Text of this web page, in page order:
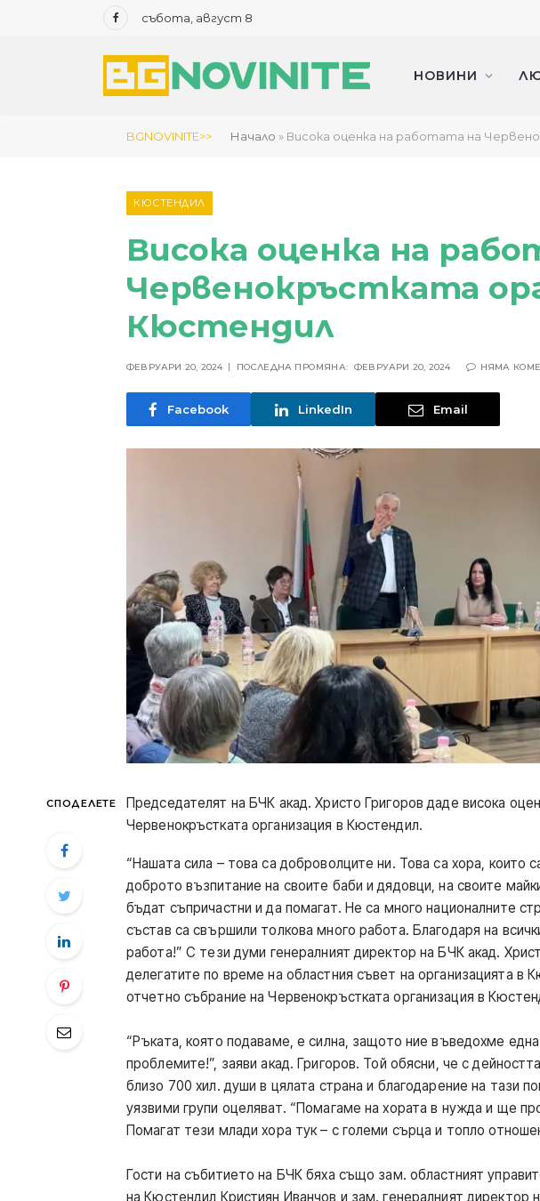
Facebookсъбота, август 8
НОВИНИ
BGNOVINITE>> Начало » Висока оценка на работата на
КЮСТЕНДИЛ
Висока оценка на
Червенокръстката
Кюстендил
ФЕВРУАРИ 20, 2024 ПОСЛЕДНА ПРОМЯНА: ФЕВРУАРИ 20, 2024 НЯМА
Facebook LinkedIn Email
СПОДЕЛЕТЕ
Председателят на БЧК акад. Христо Григоров даде висока
Червенокръстката организация в Кюстендил.
“Нашата сила – това са доброволците ни. Това са хора, които
доброто възпитание на своите баби и дядовци, на своите
бъдат съпричастни и да помагат. Не са много националните
състав са свършили толкова много работа. Благодаря на
работа!” С тези думи генералният директор на БЧК акад.
делегатите по време на областния съвет на организацията в
отчетно събрание на Червенокръстката организация в
“Ръката, която подаваме, е силна, защото ние въведохме
проблемите!”, заяви акад. Григоров. Той обясни, че с
близо 700 хил. души в цялата страна и благодарение на тази
уязвими групи оцеляват. “Помагаме на хората в нужда и ще
Помагат тези млади хора тук – с големи сърца и топло
Гости на събитието на БЧК бяха също зам. областният
на Кюстендил Кристиян Иванчов и зам. генералният